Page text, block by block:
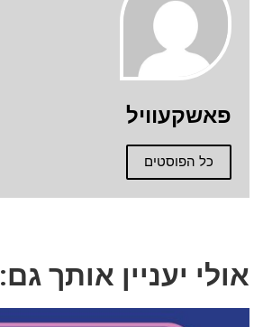
פאשקעוויל
כל הפוסטים
אולי יעניין אותך גם: